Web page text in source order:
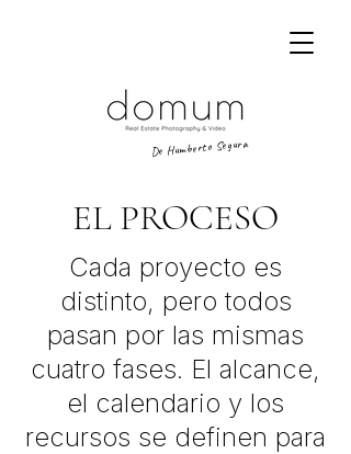
De Humberto Segura
EL PROCESO
Cada proyecto es
distinto, pero todos
pasan por las mismas
cuatro fases. El alcance,
el calendario y los
recursos se definen para